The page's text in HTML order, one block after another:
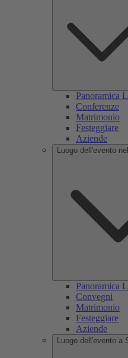
Panoramica
Conferenze
Matrimonio
Festeggiare
Aziende
Luogo dell'evento
Panoramica
Convegni
Matrimonio
Festeggiare
Aziende
Luogo dell'evento a